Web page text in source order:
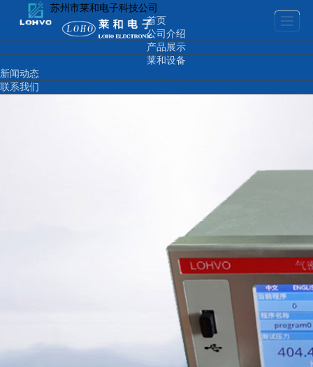
苏州市莱和电子科技公司
首页
公司介绍
产品展示
莱和设备
新闻动态
联系我们